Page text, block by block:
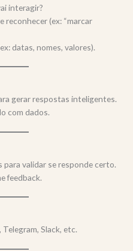
interagir?
(ex: “marcar
datas, nomes, valores).
gerar respostas inteligentes.
com dados.
para validar se responde certo.
feedback.
Slack, etc.